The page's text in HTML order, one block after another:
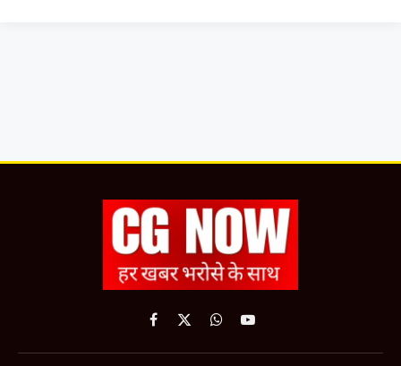
Facebook
X
WhatsApp
YouTube